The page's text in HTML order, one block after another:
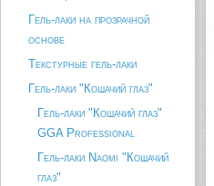
Гель-лаки на прозрачной
основе
Текстурные гель-лаки
Гель-лаки "Кошачий глаз"
Гель-лаки "Кошачий глаз"
GGA Professional
Гель-лаки Naomi "Кошачий
глаз"